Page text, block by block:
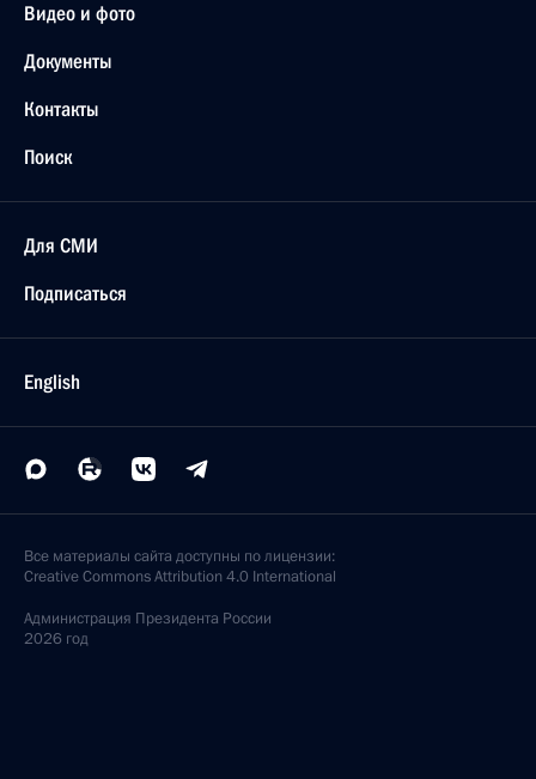
Видео и фото
Документы
Контакты
Поиск
Для СМИ
Подписаться
English
Все материалы сайта доступны по лицензии:
Creative Commons Attribution 4.0 International
Администрация Президента России
2026 год